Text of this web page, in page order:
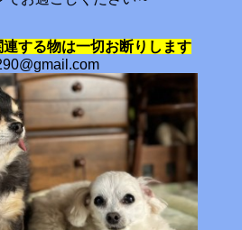
連する物は一切お断りします